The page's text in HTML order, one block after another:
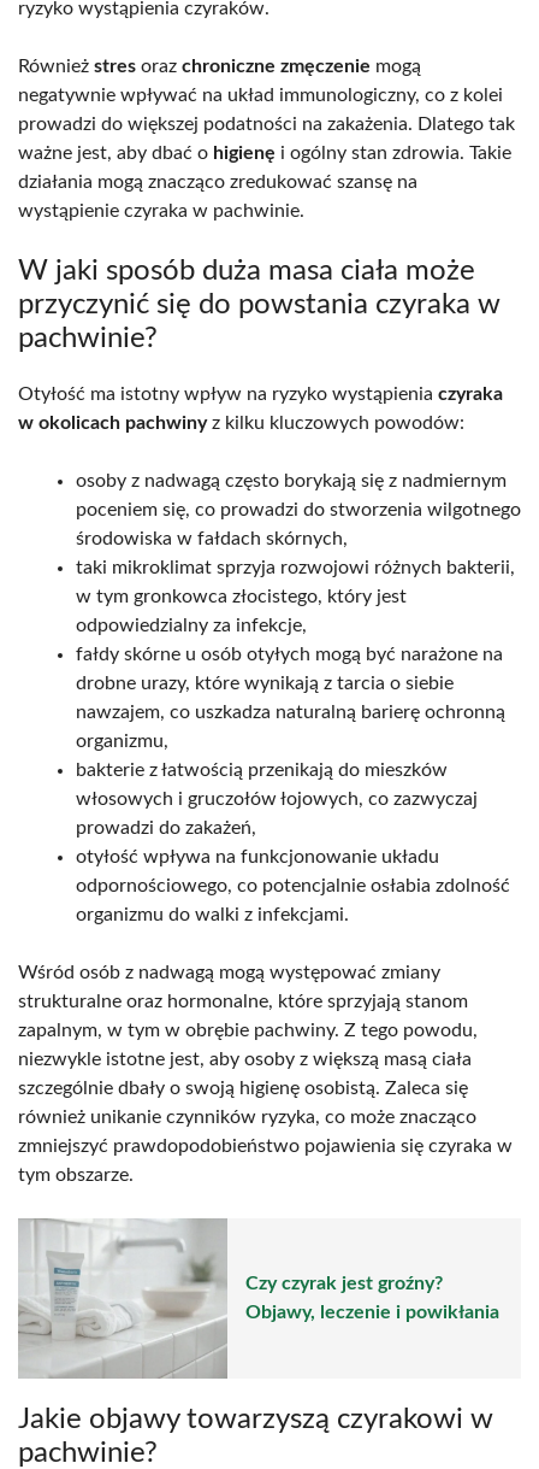
ryzyko wystąpienia czyraków.
Również stres oraz chroniczne zmęczenie mogą
negatywnie wpływać na układ immunologiczny, co z kolei
prowadzi do większej podatności na zakażenia. Dlatego tak
ważne jest, aby dbać o higienę i ogólny stan zdrowia. Takie
działania mogą znacząco zredukować szansę na
wystąpienie czyraka w pachwinie.
W jaki sposób duża masa ciała może
przyczynić się do powstania czyraka w
pachwinie?
Otyłość ma istotny wpływ na ryzyko wystąpienia czyraka
w okolicach pachwinyz kilku kluczowych powodów:
osoby z nadwagą często borykają się z nadmiernym
poceniem się, co prowadzi do stworzenia wilgotnego
środowiska w fałdach skórnych,
taki mikroklimat sprzyja rozwojowi różnych bakterii,
w tym gronkowca złocistego, który jest
odpowiedzialny za infekcje,
fałdy skórne u osób otyłych mogą być narażone na
drobne urazy, które wynikają z tarcia o siebie
nawzajem, co uszkadza naturalną barierę ochronną
organizmu,
bakterie z łatwością przenikają do mieszków
włosowych i gruczołów łojowych, co zazwyczaj
prowadzi do zakażeń,
otyłość wpływa na funkcjonowanie układu
odpornościowego, co potencjalnie osłabia zdolność
organizmu do walki z infekcjami.
Wśród osób z nadwagą mogą występować zmiany
strukturalne oraz hormonalne, które sprzyjają stanom
zapalnym, w tym w obrębie pachwiny. Z tego powodu,
niezwykle istotne jest, aby osoby z większą masą ciała
szczególnie dbały o swoją higienę osobistą. Zaleca się
również unikanie czynników ryzyka, co może znacząco
zmniejszyć prawdopodobieństwo pojawienia się czyraka w
tym obszarze.
Czy czyrak jest groźny?
Objawy, leczenie i powikłania
Jakie objawy towarzyszą czyrakowi w
pachwinie?